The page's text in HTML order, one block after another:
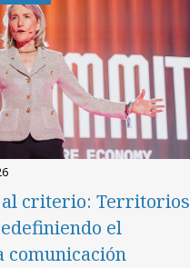
criterio: Territorios
el